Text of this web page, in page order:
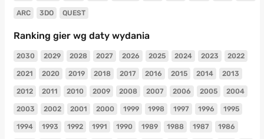
ARC 3DO QUEST
Ranking gier wg daty wydania
2030 2029 2028 2027 2026 2025 2024 2023 2022
2021 2020 2019 2018 2017 2016 2015 2014 2013
2012 2011 2010 2009 2008 2007 2006 2005 2004
2003 2002 2001 2000 1999 1998 1997 1996 1995
1994 1993 1992 1991 1990 1989 1988 1987 1986